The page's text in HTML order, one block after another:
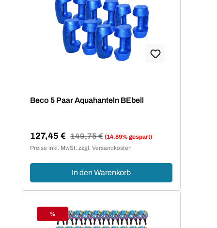
Beco 5 Paar Aquahanteln BEbell
Verkaufspreis:
127,45 € Regulärer Preis:
149,75 € (14.89% gespart)
Preise inkl. MwSt. zzgl. Versandkosten
In den Warenkorb
Rabatt
%